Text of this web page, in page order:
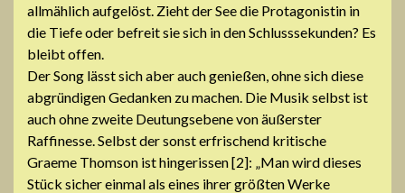
allmählich aufgelöst. Zieht der See die Protagonistin in
die Tiefe oder befreit sie sich in den Schlusssekunden? Es
bleibt offen.
Der Song lässt sich aber auch genießen, ohne sich diese
abgründigen Gedanken zu machen. Die Musik selbst ist
auch ohne zweite Deutungsebene von äußerster
Raffinesse. Selbst der sonst erfrischend kritische
Graeme Thomson ist hingerissen [2]: „Man wird dieses
Stück sicher einmal als eines ihrer größten Werke